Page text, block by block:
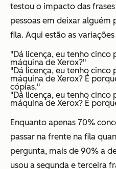
testou o impacto das
pessoas em deixar alguém
fila. Aqui estão as
"Dá licença, eu tenho cinco
máquina de Xerox?"
"Dá licença, eu tenho cinco
máquina de Xerox? É
cópias."
"Dá licença, eu tenho cinco
máquina de Xerox? É
Enquanto apenas 70%
passar na frente na fila
pergunta, mais de 90% a
usou a segunda e terceira